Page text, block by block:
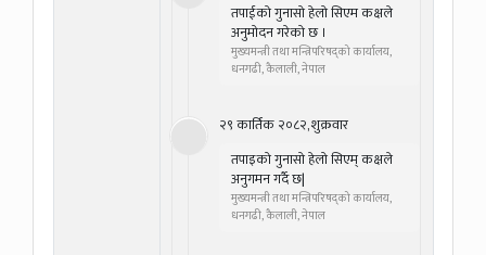
तपाईको गुनासो हेलो सिएम कक्षले
अनुमोदन गरेको छ ।
मुख्यमन्त्री तथा मन्त्रिपरिषद्को कार्यालय,
धनगढी, कैलाली, नेपाल
२९ कार्तिक २०८२, शुक्रवार
तपाइको गुनासो हेलो सिएम् कक्षले
अनुगमन गर्दै छ|
मुख्यमन्त्री तथा मन्त्रिपरिषद्को कार्यालय,
धनगढी, कैलाली, नेपाल